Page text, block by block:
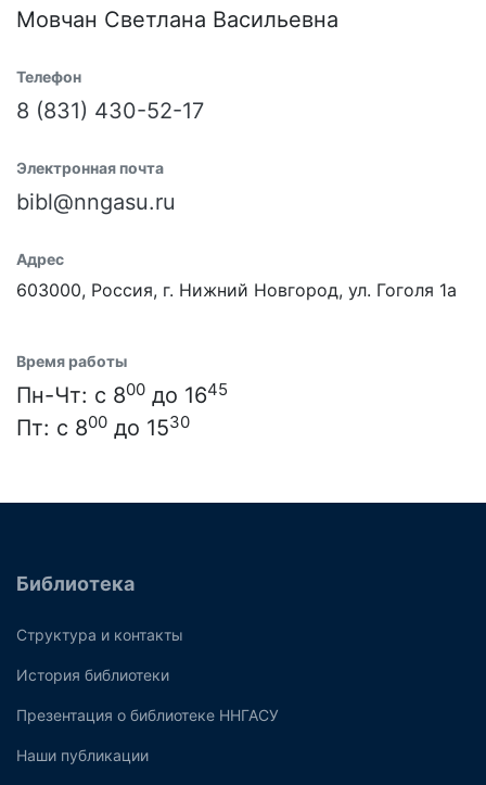
Мовчан Светлана Васильевна
Телефон
8 (831) 430-52-17
Электронная почта
bibl@nngasu.ru
Адрес
603000, Россия, г. Нижний Новгород, ул. Гоголя 1а
Время работы
Пн-Чт: с 800 до 1645
Пт: с 800 до 1530
Библиотека
Структура и контакты
История библиотеки
Презентация о библиотеке ННГАСУ
Наши публикации